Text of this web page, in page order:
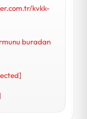
kvkk-
buradan